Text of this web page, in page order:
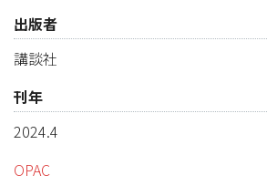
出版者
講談社
刊年
2024.4
OPAC